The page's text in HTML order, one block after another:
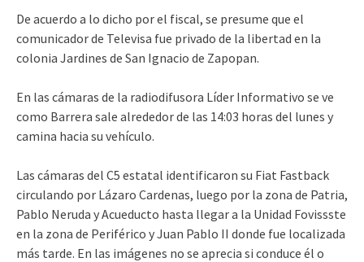
De acuerdo a lo dicho por el fiscal, se presume que el
comunicador de Televisa fue privado de la libertad en la
colonia Jardines de San Ignacio de Zapopan.
En las cámaras de la radiodifusora Líder Informativo se ve
como Barrera sale alrededor de las 14:03 horas del lunes y
camina hacia su vehículo.
Las cámaras del C5 estatal identificaron su Fiat Fastback
circulando por Lázaro Cardenas, luego por la zona de Patria,
Pablo Neruda y Acueducto hasta llegar a la Unidad Fovissste
en la zona de Periférico y Juan Pablo II donde fue localizada
más tarde. En las imágenes no se aprecia si conduce él o